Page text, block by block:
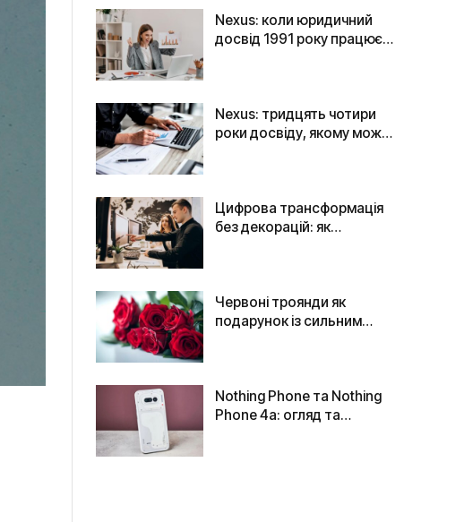
Nexus: коли юридичний
досвід 1991 року працює
Nexus: тридцять чотири
роки досвіду, якому можна
Цифрова трансформація
без декорацій: як
Червоні троянди як
подарунок із сильним
Nothing Phone та Nothing
Phone 4a: огляд та